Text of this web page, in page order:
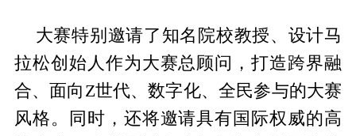
大赛特别邀请了知名院校教授、设计马
拉松创始人作为大赛总顾问，打造跨界融
合、面向Z世代、数字化、全民参与的大赛
风格。同时，还将邀请具有国际权威的高